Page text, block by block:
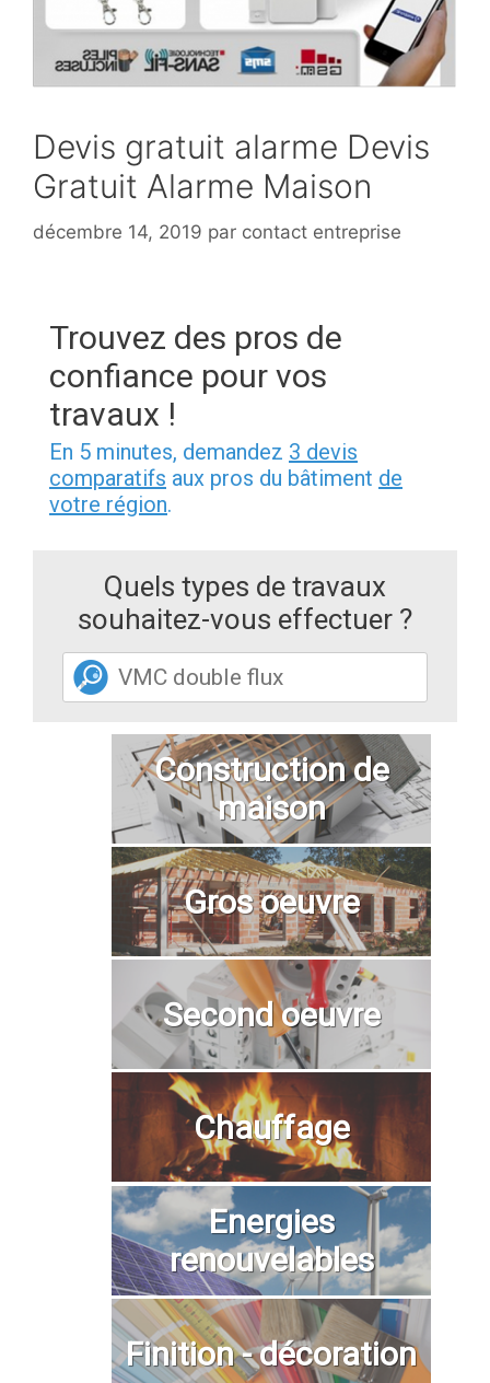
Devis gratuit alarme Devis
Gratuit Alarme Maison
décembre 14, 2019 par contact entreprise
Trouvez des pros de
confiance pour vos
travaux !
En 5 minutes, demandez 3 devis
comparatifs aux pros du bâtiment de
votre région.
Quels types de travaux
souhaitez-vous effectuer ?
Construction de
maison
Gros oeuvre
Second oeuvre
Chauffage
Energies
renouvelables
Finition - décoration